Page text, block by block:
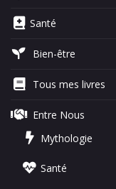
Santé
Bien-être
Tous mes livres
Entre Nous
Mythologie
Santé